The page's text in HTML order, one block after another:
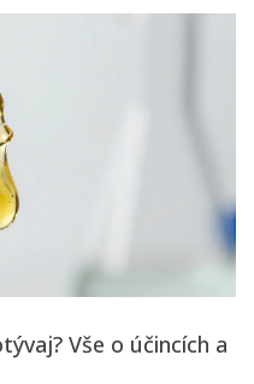
Vše o účincích a